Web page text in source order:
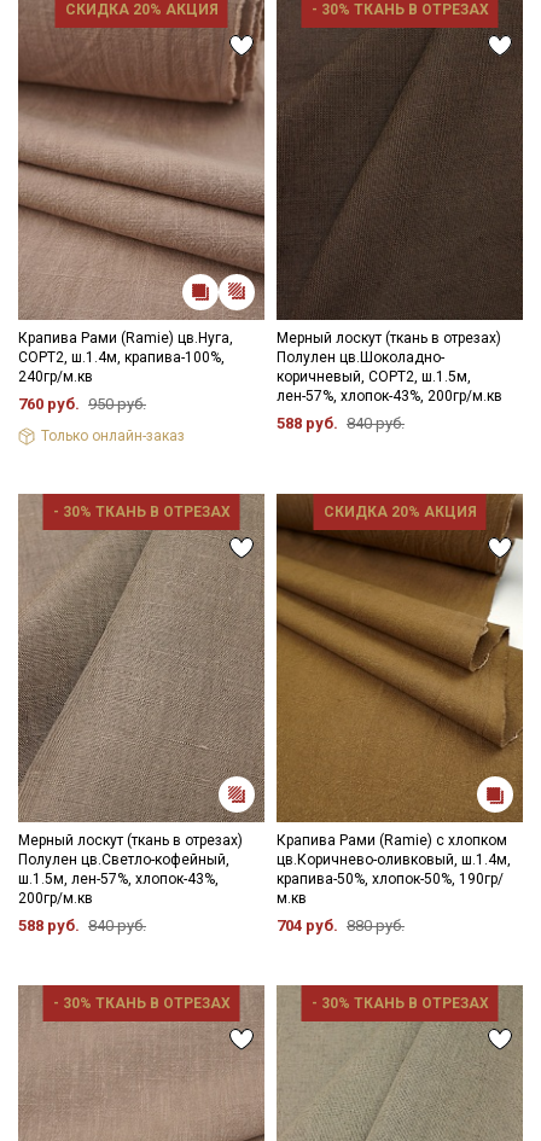
СКИДКА 20% АКЦИЯ
Крапива Рами (Ramie) цв.Нуга,
СОРТ2, ш.1.4м, крапива-100%,
240гр/м.кв
760 руб. 950 руб.
Только онлайн-заказ
- 30% ТКАНЬ В ОТРЕЗАХ
Мерный лоскут (ткань в отрезах)
Полулен цв.Шоколадно-
коричневый, СОРТ2, ш.1.5м,
лен-57%, хлопок-43%, 200гр/м.кв
588 руб. 840 руб.
- 30% ТКАНЬ В ОТРЕЗАХ
Мерный лоскут (ткань в отрезах)
Полулен цв.Светло-кофейный,
ш.1.5м, лен-57%, хлопок-43%,
200гр/м.кв
588 руб. 840 руб.
СКИДКА 20% АКЦИЯ
Крапива Рами (Ramie) с хлопком
цв.Коричнево-оливковый, ш.1.4м,
крапива-50%, хлопок-50%, 190гр/
м.кв
704 руб. 880 руб.
- 30% ТКАНЬ В ОТРЕЗАХ - 30% ТКАНЬ В ОТРЕЗАХ